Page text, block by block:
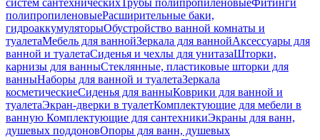
систем сантехническихТрубы полипропиленовыеФитинги
полипропиленовыеРасширительные баки,
гидроаккумуляторыОбустройство ванной комнаты и
туалетаМебель для ваннойЗеркала для ваннойАксессуары для
ванной и туалетаСиденья и чехлы для унитазаШторки,
карнизы для ванныСтеклянные, пластиковые шторки для
ванныНаборы для ванной и туалетаЗеркала
косметическиеСиденья для ванныКоврики для ванной и
туалетаЭкран-дверки в туалетКомплектующие для мебели в
ванную Комплектующие для сантехникиЭкраны для ванн,
душевых поддоновОпоры для ванн, душевых